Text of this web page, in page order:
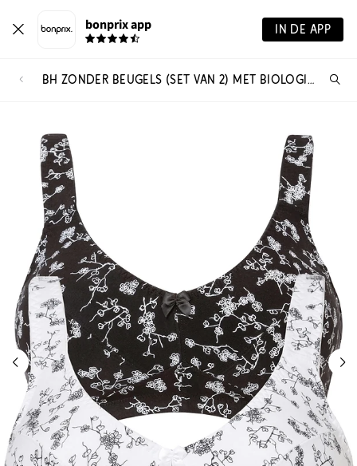
bonprix app IN DE APP
BH ZONDER BEUGELS (SET VAN 2) MET BIOLOGISCH KATOEN